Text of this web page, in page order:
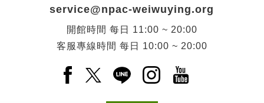
service@npac-weiwuying.org
開館時間 每日
11:00 ~ 20:00
客服專線時間 每日 10:00 ~ 20:00
Facebook(另開新視窗)
X(另開新視窗)
LINE(另開新視窗)
Instagram(另開新視
YouTube(另開